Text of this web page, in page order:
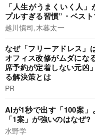
「人生がうまくいく人
プルすぎる習慣”・ベスト
越川慎司,木暮太一
なぜ「フリーアドレス」
オフィス改修がムダにな
席予約が定着しない元凶
る解決策とは
PR
AIが1秒で出す「100案
「1案」が強いのはなぜ?
水野学